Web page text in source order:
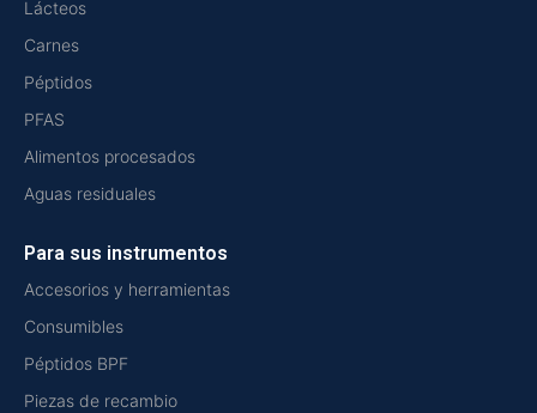
Lácteos
Carnes
Péptidos
PFAS
Alimentos procesados
Aguas residuales
Para sus instrumentos
Accesorios y herramientas
Consumibles
Péptidos BPF
Piezas de recambio